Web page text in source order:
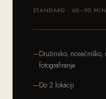
STANDARD · 60–90 MIN
Družinsko,
fotografiranje
Do 2 lokaciji